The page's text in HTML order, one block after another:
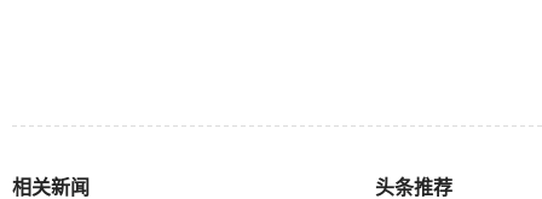
相关新闻 头条推荐